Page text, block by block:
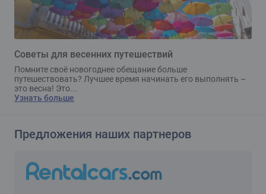
Советы для весенних путешествий
Помните своё новогоднее обещание больше
путешествовать? Лучшее время начинать его выполнять –
это весна! Это...
Узнать больше
Предложения наших партнеров